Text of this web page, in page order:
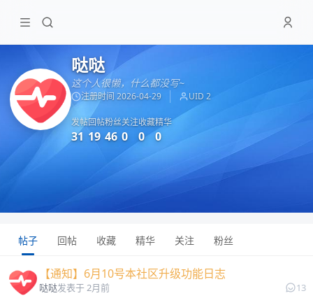
哒哒
这个人很懒，什么都没写~
注册时间 2026-04-29 UID 2
发帖
31
回帖
19
粉丝
46
关注
0
收藏
0
精华
0
帖子 回帖 收藏 精华 关注 粉丝
【通知】6月10号本社区升级功能日志
哒哒发表于 2月前 13